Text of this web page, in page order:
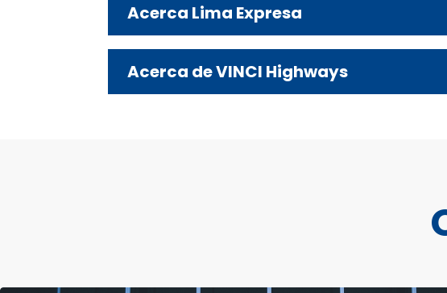
Acerca Lima Expresa
Acerca de VINCI Highways